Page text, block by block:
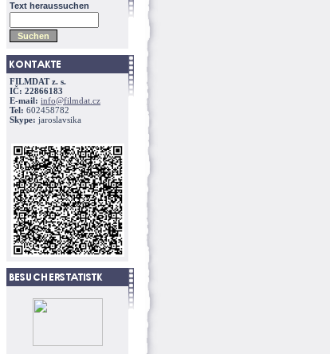
Text heraussuchen
FILMDAT z. s.
IČ: 22866183
E-mail: info@filmdat.cz
Tel: 602458782
Skype: jaroslavsika